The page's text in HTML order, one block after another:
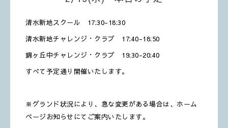
清水新地スクール 17:30-18:30
清水新地チャレンジ・クラブ 17:40-18:50
錦ヶ丘中チャレンジ・クラブ 19:30-20:40
すべて予定通り開催いたします。
※グランド状況により、急な変更がある場合は、ホーム
ページお知らせにてご案内いたします。